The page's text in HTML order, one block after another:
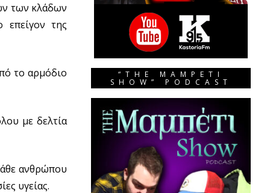
των κλάδων
επείγον της
το αρμόδιο
με δελτία
ανθρώπου
υγείας.
“THE MAMPETI
SHOW” PODCAST